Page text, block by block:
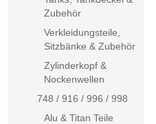
Zubehör
Verkleidungsteile,
Sitzbänke & Zubehör
Zylinderkopf &
Nockenwellen
748 / 916 / 996 / 998
Alu & Titan Teile